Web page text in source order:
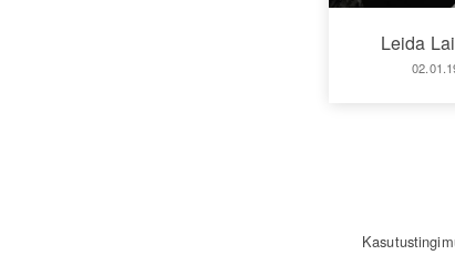
Leida